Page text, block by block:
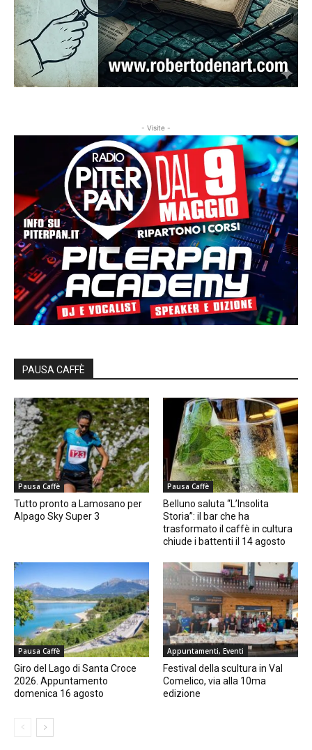
- Visite -
PAUSA CAFFÈ
Pausa Caffè
Tutto pronto a Lamosano per
Alpago Sky Super 3
Pausa Caffè
Belluno saluta “L’Insolita
Storia”: il bar che ha
trasformato il caffè in cultura
chiude i battenti il 14 agosto
Pausa Caffè
Giro del Lago di Santa Croce
2026. Appuntamento
domenica 16 agosto
Appuntamenti, Eventi
Festival della scultura in Val
Comelico, via alla 10ma
edizione